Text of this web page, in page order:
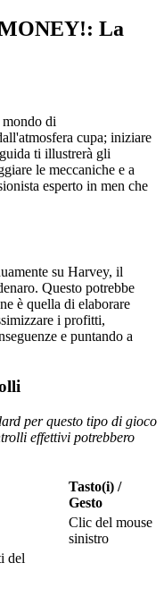
La
di
cupa; iniziare
ti illustrerà gli
le meccaniche e a
esperto in men che
su Harvey, il
Questo potrebbe
è quella di elaborare
i profitti,
e puntando a
per questo tipo di gioco
effettivi potrebbero
Tasto(i) /
Gesto
Clic del mouse
sinistro
del